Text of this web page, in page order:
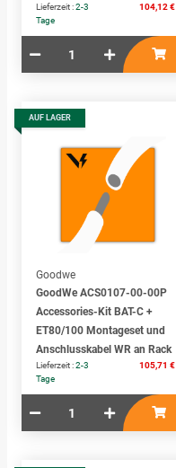
Lieferzeit :2-3
Tage
104,12 €
AUF LAGER
Goodwe
GoodWe ACS0107-00-00P
Accessories-Kit BAT-C +
ET80/100 Montageset und
Anschlusskabel WR an Rack
Lieferzeit :2-3
Tage
105,71 €